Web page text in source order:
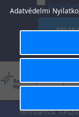
Tisztaság
fenntartva.
Általános
Feltételek
Adatvédelmi